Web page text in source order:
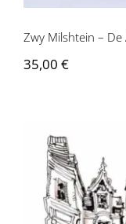
Zwy Milshtein – De
35,00 €